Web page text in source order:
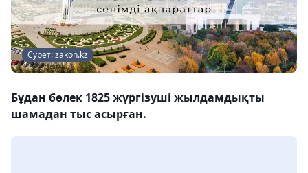
Сурет: zakon.kz
Бұдан бөлек 1825 жүргізуші жылдамдықты
шамадан тыс асырған.